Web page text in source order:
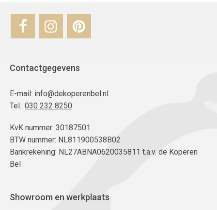
Contactgegevens
E-mail: info@dekoperenbel.nl
Tel.: 030 232 8250
KvK nummer: 30187501
BTW nummer: NL811900538B02
Bankrekening: NL27ABNA0620035811 t.a.v. de Koperen
Bel
Showroom en werkplaats